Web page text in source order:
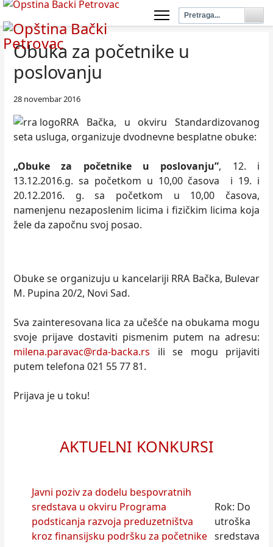
Obuka za početnike u
poslovanju
28 novembar 2016
RRA Bačka, u okviru Standardizovanog
seta usluga, organizuje dvodnevne besplatne obuke:
„Obuke za početnike u poslovanju”, 12. i
13.12.2016.g. sa početkom u 10,00 časova i 19. i
20.12.2016. g. sa početkom u 10,00 časova,
namenjenu nezaposlenim licima i fizičkim licima koja
žele da započnu svoj posao.
Obuke se organizuju u kancelariji RRA Bačka, Bulevar
M. Pupina 20/2, Novi Sad.
Sva zainteresovana lica za učešće na obukama mogu
svoje prijave dostaviti pismenim putem na adresu:
milena.paravac@rda-backa.rs ili se mogu prijaviti
putem telefona 021 55 77 81.
Prijava je u toku!
AKTUELNI KONKURSI
Javni poziv za dodelu bespovratnih
sredstava u okviru Programa
podsticanja razvoja preduzetništva
kroz finansijsku podršku za početnike
Rok: Do
utroška
sredstava